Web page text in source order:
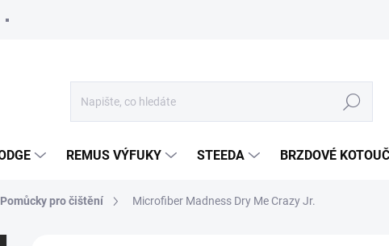
Hledat
REMUS VÝFUKY STEEDA BRZDOVÉ
Pomůcky pro čištění Microfiber Madness Dry Me Crazy Jr.